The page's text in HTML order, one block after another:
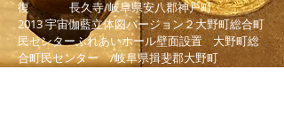
復 長久寺/岐阜県安八郡神戸町
2013 宇宙伽藍立体図バージョン２大野町総合町
民センターふれあいホール壁面設置 大野町総
合町民センター /岐阜県揖斐郡大野町